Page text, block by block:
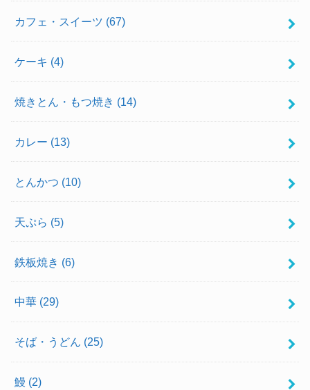
カフェ・スイーツ (67)
ケーキ (4)
焼きとん・もつ焼き (14)
カレー (13)
とんかつ (10)
天ぷら (5)
鉄板焼き (6)
中華 (29)
そば・うどん (25)
鰻 (2)